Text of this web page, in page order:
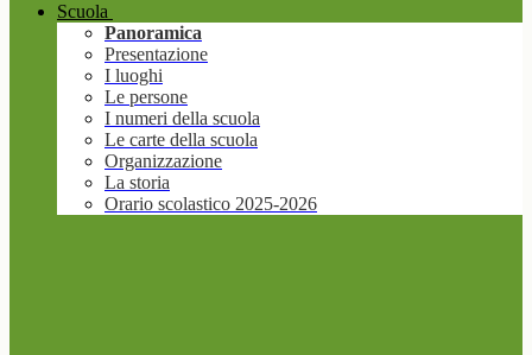
Scuola
Panoramica
Presentazione
I luoghi
Le persone
I numeri della scuola
Le carte della scuola
Organizzazione
La storia
Orario scolastico 2025-2026